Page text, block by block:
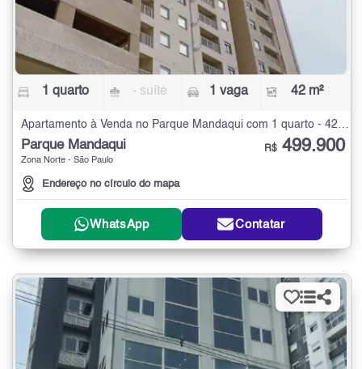
1 quarto - suíte 1 vaga 42 m²
Apartamento à Venda no Parque Mandaqui com 1 quarto - 42 m²
Parque Mandaqui
Zona Norte - São Paulo
Endereço no círculo do mapa
R$ 499.900
WhatsApp Contatar